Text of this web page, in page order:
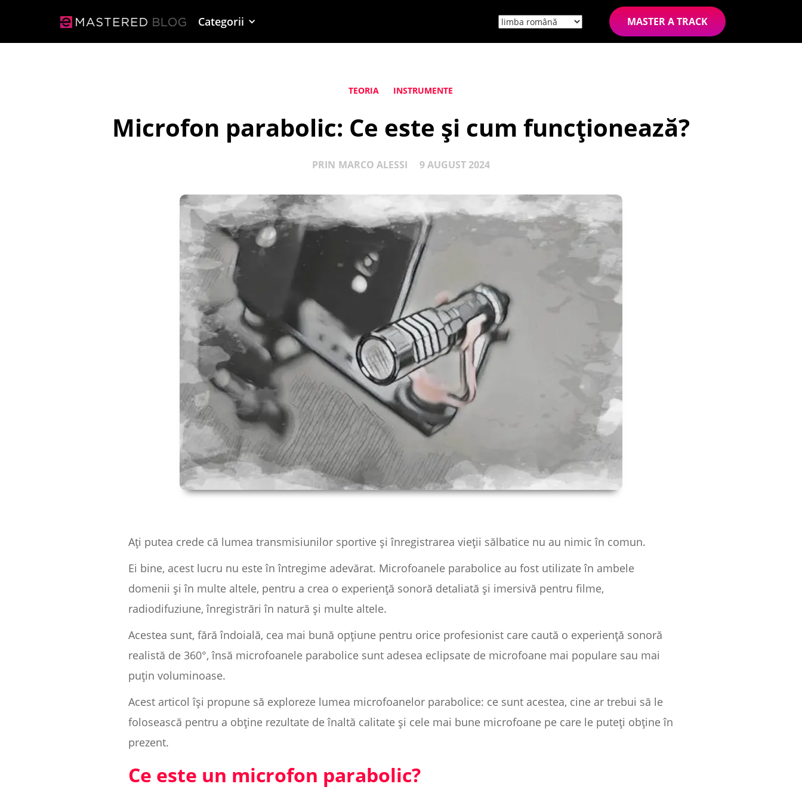
Categorii MASTER A TRACK
TEORIA INSTRUMENTE
Microfon parabolic: Ce este și cum funcționează?
PRIN MARCO ALESSI 9 AUGUST 2024
Ați putea crede că lumea transmisiunilor sportive și înregistrarea vieții sălbatice nu au nimic în comun.
Ei bine, acest lucru nu este în întregime adevărat. Microfoanele parabolice au fost utilizate în ambele
domenii și în multe altele, pentru a crea o experiență sonoră detaliată și imersivă pentru filme,
radiodifuziune, înregistrări în natură și multe altele.
Acestea sunt, fără îndoială, cea mai bună opțiune pentru orice profesionist care caută o experiență sonoră
realistă de 360°, însă microfoanele parabolice sunt adesea eclipsate de microfoane mai populare sau mai
puțin voluminoase.
Acest articol își propune să exploreze lumea microfoanelor parabolice: ce sunt acestea, cine ar trebui să le
folosească pentru a obține rezultate de înaltă calitate și cele mai bune microfoane pe care le puteți obține în
prezent.
Ce este un microfon parabolic?